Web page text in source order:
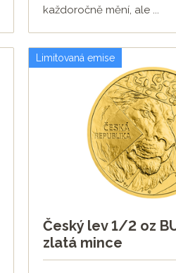
každoročně mění, ale ...
Limitovaná emise
Český lev 1/2 oz
zlatá mince